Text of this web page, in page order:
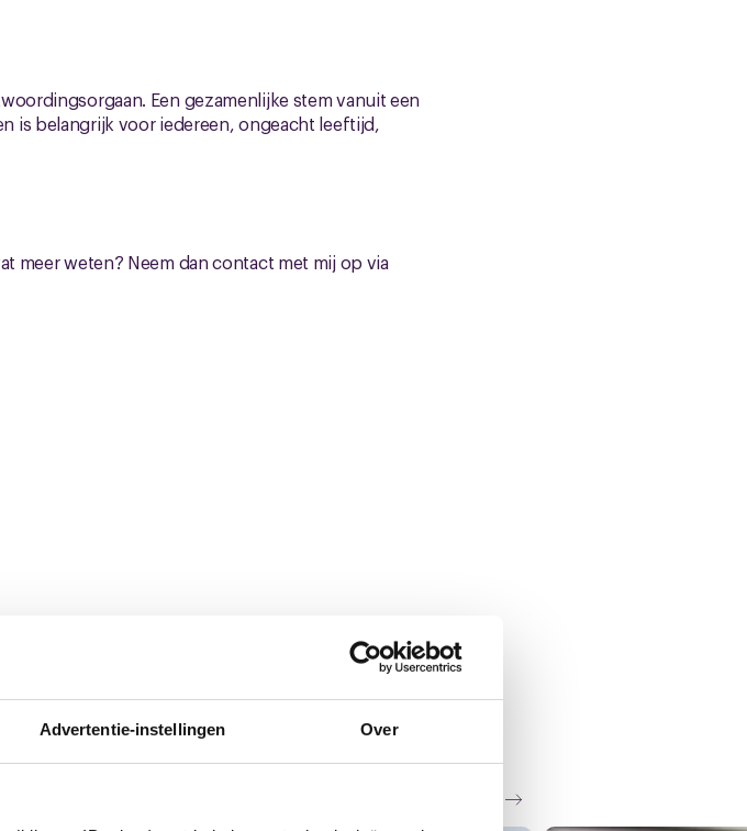
Advertentie-instellingen Over
Een gezamenlijke stem vanuit een
is belangrijk voor iedereen, ongeacht leeftijd,
meer weten? Neem dan contact met mij op via